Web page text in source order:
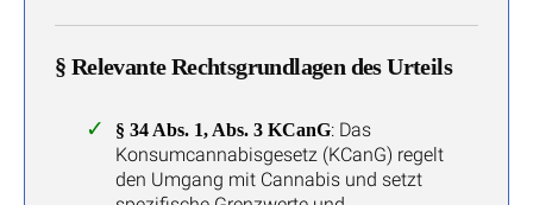
§ Relevante Rechtsgrundlagen des Urteils
§ 34 Abs. 1, Abs. 3 KCanG: Das
Konsumcannabisgesetz (KCanG) regelt
den Umgang mit Cannabis und setzt